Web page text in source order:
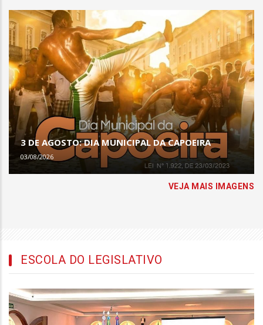
3 DE AGOSTO: DIA MUNICIPAL DA CAPOEIRA
03/08/2026
VEJA MAIS IMAGENS
ESCOLA DO LEGISLATIVO